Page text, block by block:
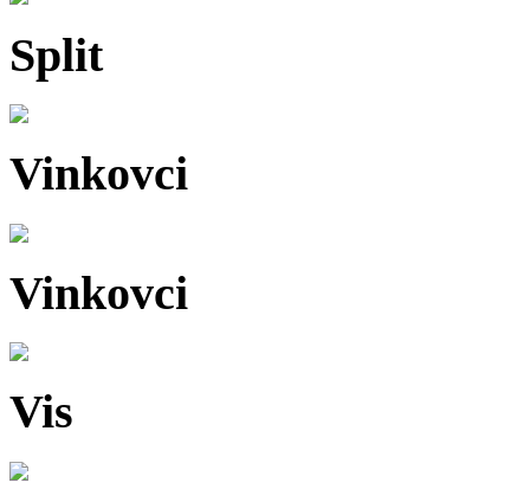
Split
Vinkovci
Vinkovci
Vis